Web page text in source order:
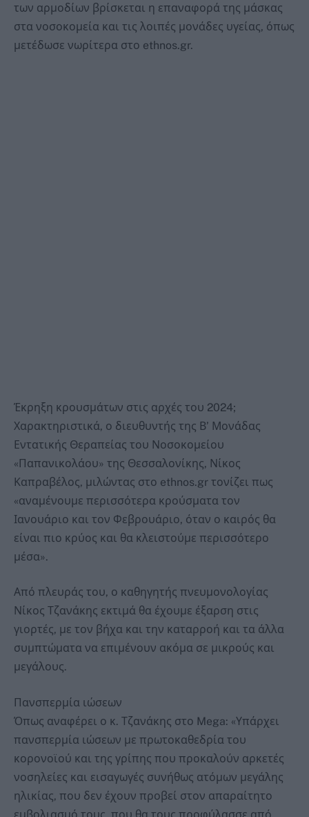
των αρμοδίων βρίσκεται η επαναφορά της μάσκας
στα νοσοκομεία και τις λοιπές μονάδες υγείας, όπως
μετέδωσε νωρίτερα στο ethnos.gr.
Έκρηξη κρουσμάτων στις αρχές του 2024;
Χαρακτηριστικά, ο διευθυντής της Β’ Μονάδας
Εντατικής Θεραπείας του Νοσοκομείου
«Παπανικολάου» της Θεσσαλονίκης, Νίκος
Καπραβέλος, μιλώντας στο ethnos.gr τονίζει πως
«αναμένουμε περισσότερα κρούσματα τον
Ιανουάριο και τον Φεβρουάριο, όταν ο καιρός θα
είναι πιο κρύος και θα κλειστούμε περισσότερο
μέσα».
Από πλευράς του, ο καθηγητής πνευμονολογίας
Νίκος Τζανάκης εκτιμά θα έχουμε έξαρση στις
γιορτές, με τον βήχα και την καταρροή και τα άλλα
συμπτώματα να επιμένουν ακόμα σε μικρούς και
μεγάλους.
Πανσπερμία ιώσεων
Όπως αναφέρει ο κ. Τζανάκης στο Mega: «Υπάρχει
πανσπερμία ιώσεων με πρωτοκαθεδρία του
κορονοϊού και της γρίπης που προκαλούν αρκετές
νοσηλείες και εισαγωγές συνήθως ατόμων μεγάλης
ηλικίας, που δεν έχουν προβεί στον απαραίτητο